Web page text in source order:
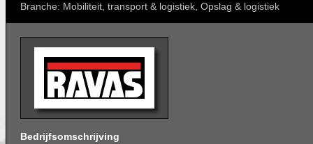
Branche: Mobiliteit, transport & logistiek, Opslag & logistiek
Bedrijfsomschrijving